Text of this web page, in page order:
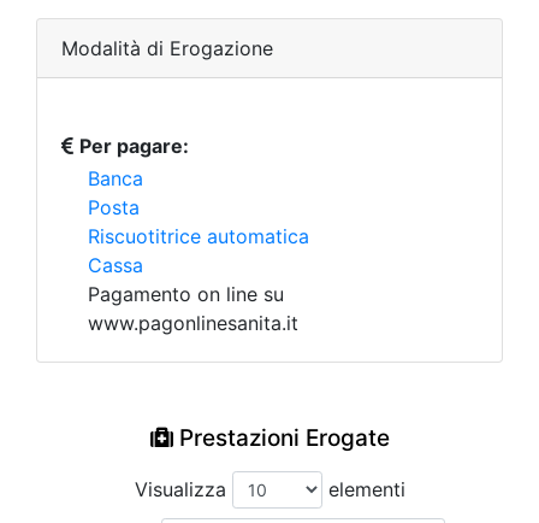
Modalità di Erogazione
Per pagare:
Banca
Posta
Riscuotitrice automatica
Cassa
Pagamento on line su
www.pagonlinesanita.it
Prestazioni Erogate
Visualizza
elementi